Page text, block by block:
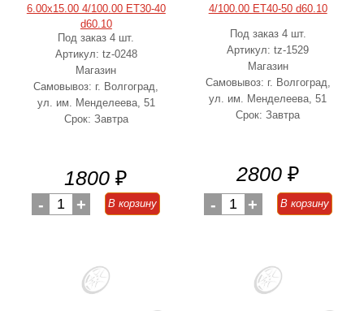
6.00x15.00 4/100.00 ET30-40
d60.10
Под заказ 4 шт.
Артикул: tz-0248
Магазин
Самовывоз: г. Волгоград,
ул. им. Менделеева, 51
Срок: Завтра
1800 ₽
- 1 + В корзину
4/100.00 ET40-50 d60.10
Под заказ 4 шт.
Артикул: tz-1529
Магазин
Самовывоз: г. Волгоград,
ул. им. Менделеева, 51
Срок: Завтра
2800 ₽
- 1 + В корзину